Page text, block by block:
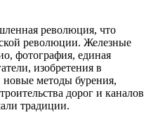
революция, что
революции. Железные
фотография, единая
изобретения в
методы бурения,
дорог и каналов
традиции.